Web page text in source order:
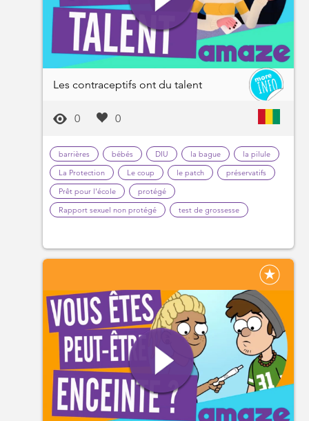
Les contraceptifs ont du talent
0 0
barrières bébés DIU la bague
la pilule
La Protection
Le coup le patch
préservatifs
Prêt pour l'école
protégé
Rapport sexuel non protégé
test de grossesse